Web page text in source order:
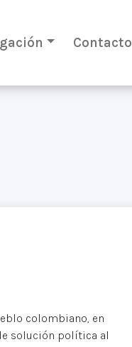
Contacto
colombiano, en
solución política al